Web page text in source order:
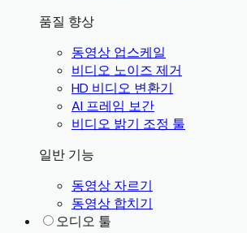
품질 향상
동영상 업스케일
비디오 노이즈 제거
HD 비디오 변환기
AI 프레임 보간
비디오 밝기 조정 툴
일반 기능
동영상 자르기
동영상 합치기
오디오 툴